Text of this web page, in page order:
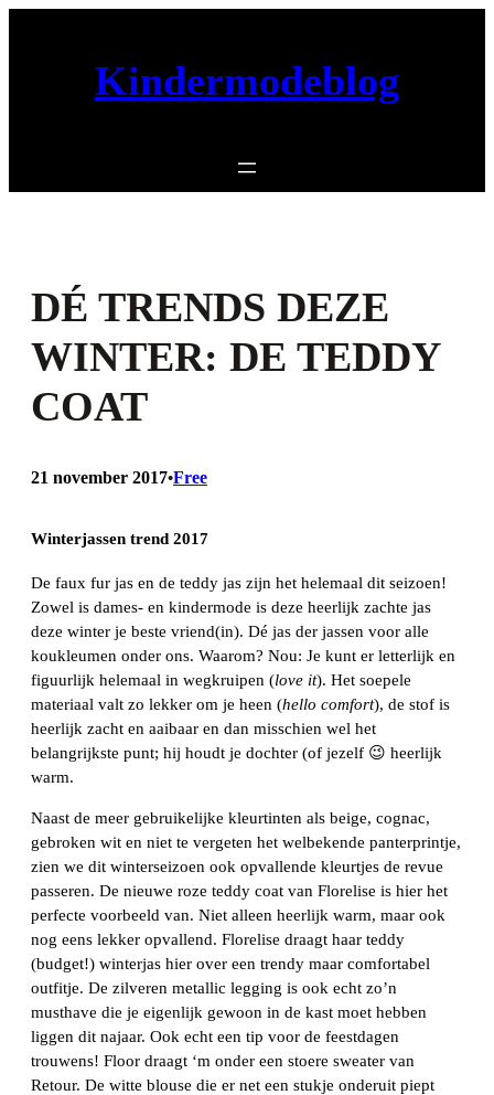
Kindermodeblog
DÉ TRENDS DEZE
WINTER: DE TEDDY
COAT
21 november 2017•Free
Winterjassen trend 2017
De faux fur jas en de teddy jas zijn het helemaal dit seizoen!
Zowel is dames- en kindermode is deze heerlijk zachte jas
deze winter je beste vriend(in). Dé jas der jassen voor alle
koukleumen onder ons. Waarom? Nou: Je kunt er letterlijk en
figuurlijk helemaal in wegkruipen (love it). Het soepele
materiaal valt zo lekker om je heen (hello comfort), de stof is
heerlijk zacht en aaibaar en dan misschien wel het
belangrijkste punt; hij houdt je dochter (of jezelf 😉 heerlijk
warm.
Naast de meer gebruikelijke kleurtinten als beige, cognac,
gebroken wit en niet te vergeten het welbekende panterprintje,
zien we dit winterseizoen ook opvallende kleurtjes de revue
passeren. De nieuwe roze teddy coat van Florelise is hier het
perfecte voorbeeld van. Niet alleen heerlijk warm, maar ook
nog eens lekker opvallend. Florelise draagt haar teddy
(budget!) winterjas hier over een trendy maar comfortabel
outfitje. De zilveren metallic legging is ook echt zo’n
musthave die je eigenlijk gewoon in de kast moet hebben
liggen dit najaar. Ook echt een tip voor de feestdagen
trouwens! Floor draagt ‘m onder een stoere sweater van
Retour. De witte blouse die er net een stukje onderuit piept